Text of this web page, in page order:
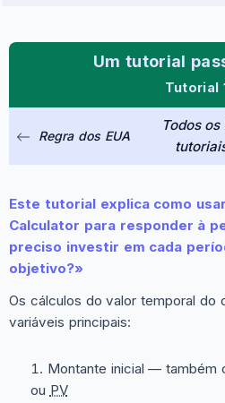
Um tutorial
Tutorial
Regra dos EUA
Todos os
Este tutorial explica como
Calculator para responder à
preciso investir em cada
objetivo?»
Os cálculos do valor temporal do
variáveis principais:
Montante inicial — também
ou PV